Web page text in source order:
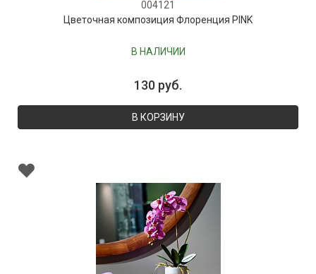
004121
Цветочная композиция Флоренция PINK
В НАЛИЧИИ
130 руб.
В КОРЗИНУ